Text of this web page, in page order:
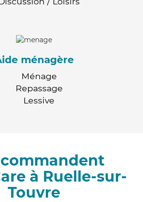
ménagère
Ménage
Repassage
Lessive
à Ruelle-sur-
Touvre